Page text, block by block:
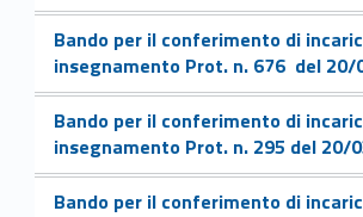
Link identifier #identifier__45155-127
Bando per il conferimento di
insegnamento Prot. n. 676 del 20/
Link identifier #identifier__79588-129
Bando per il conferimento di
insegnamento Prot. n. 295 del 20/
Link identifier #identifier__101936-131
Bando per il conferimento di